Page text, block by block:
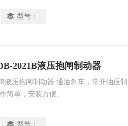
型号：
2021B液压抱闸制动器
液压抱闸制动器 通油刹车，常开油压制
简单，安装方便。
型号：